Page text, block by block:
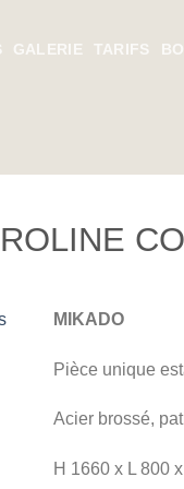
GALERIE TARIFS
MIKADO
Pièce unique
Acier brossé,
H 1660 x L 800